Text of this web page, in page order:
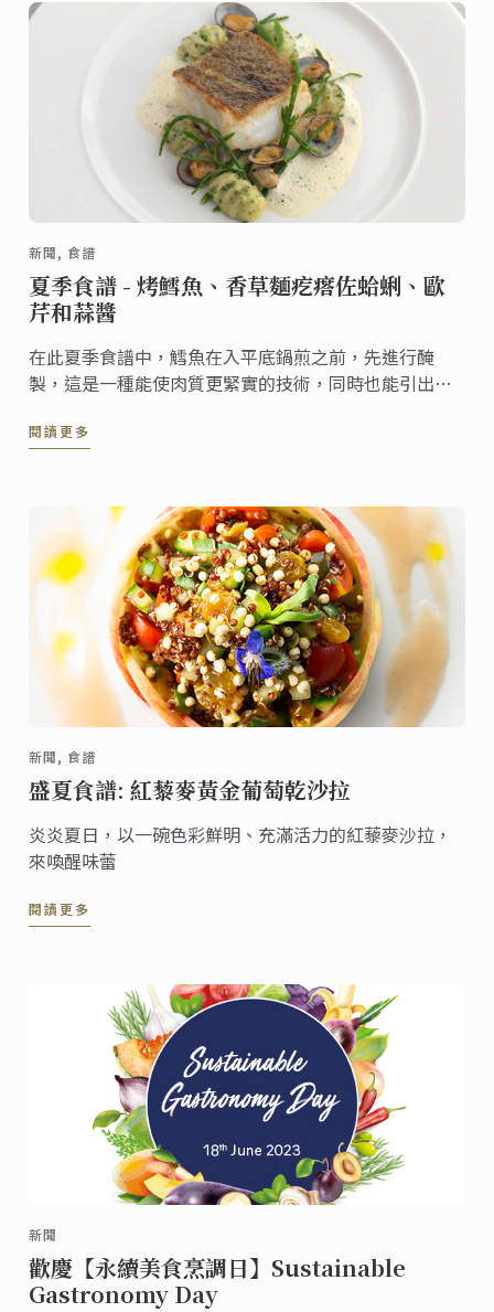
新聞, 食譜
夏季食譜 - 烤鱈魚、香草麵疙瘩佐蛤蜊、歐
芹和蒜醬
在此夏季食譜中，鱈魚在入平底鍋煎之前，先進行醃
製，這是一種能使肉質更緊實的技術，同時也能引出魚
閱讀更多
新聞, 食譜
盛夏食譜: 紅藜麥黃金葡萄乾沙拉
炎炎夏日，以一碗色彩鮮明、充滿活力的紅藜麥沙拉，
來喚醒味蕾
閱讀更多
新聞
歡慶【永續美食烹調日】Sustainable
Gastronomy Day